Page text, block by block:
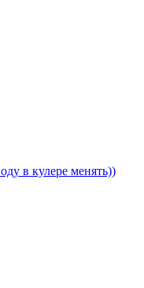
в кулере менять))